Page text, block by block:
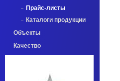
Прайс-листы
Каталоги продукции
Объекты
Качество